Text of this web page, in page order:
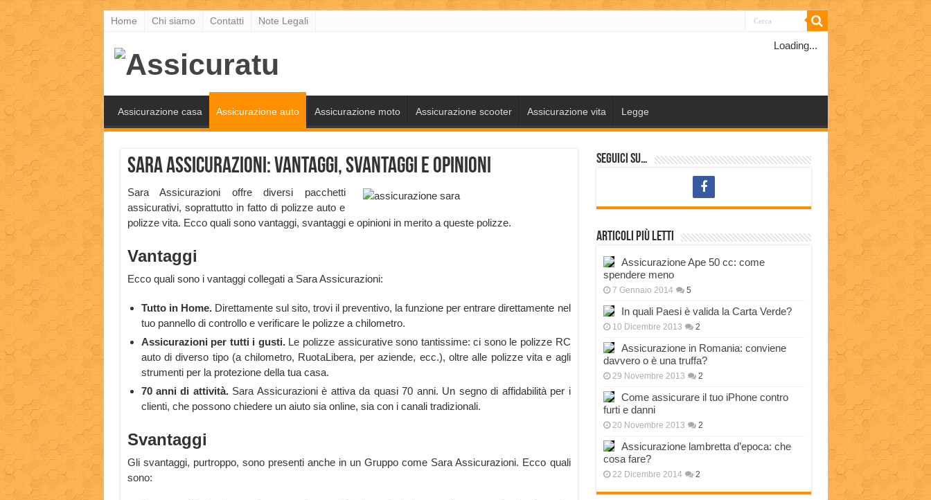
Home Chi siamo Contatti Note Legali
Loading...
Assicurazione casa Assicurazione auto Assicurazione moto Assicurazione scooter Assicurazione vita Legge
Sara Assicurazioni: vantaggi, svantaggi e opinioni
Sara Assicurazioni offre diversi pacchetti
assicurativi, soprattutto in fatto di polizze auto e
polizze vita. Ecco quali sono vantaggi, svantaggi e opinioni in merito a queste polizze.
Vantaggi
Ecco quali sono i vantaggi collegati a Sara Assicurazioni:
Tutto in Home. Direttamente sul sito, trovi il preventivo, la funzione per entrare direttamente nel
tuo pannello di controllo e verificare le polizze a chilometro.
Assicurazioni per tutti i gusti. Le polizze assicurative sono tantissime: ci sono le polizze RC
auto di diverso tipo (a chilometro, RuotaLibera, per aziende, ecc.), oltre alle polizze vita e agli
strumenti per la protezione della tua casa.
70 anni di attività. Sara Assicurazioni è attiva da quasi 70 anni. Un segno di affidabilità per i
clienti, che possono chiedere un aiuto sia online, sia con i canali tradizionali.
Svantaggi
Gli svantaggi, purtroppo, sono presenti anche in un Gruppo come Sara Assicurazioni. Ecco quali
sono:
Seguici su…
Articoli più letti
Assicurazione Ape 50 cc: come
spendere meno
7 Gennaio 2014 5
In quali Paesi è valida la Carta Verde?
10 Dicembre 2013 2
Assicurazione in Romania: conviene
davvero o è una truffa?
29 Novembre 2013 2
Come assicurare il tuo iPhone contro
furti e danni
20 Novembre 2013 2
Assicurazione lambretta d’epoca: che
cosa fare?
22 Dicembre 2014 2